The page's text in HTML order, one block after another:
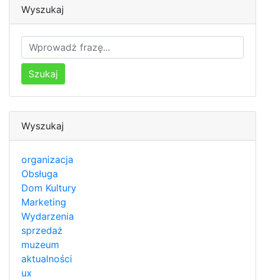
Wyszukaj
Szukaj
Wyszukaj
organizacja
Obsługa
Dom Kultury
Marketing
Wydarzenia
sprzedaż
muzeum
aktualności
ux